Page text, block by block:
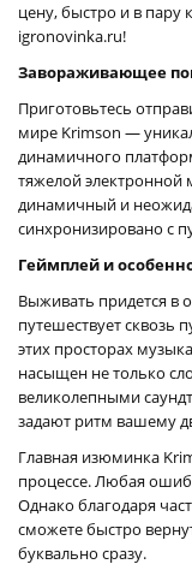
цену, быстро и в пару
igronovinka.ru!
Завораживающее
Приготовьтесь
мире Krimson —
динамичного
тяжелой электронной
динамичный и
синхронизировано с
Геймплей и
Выживать придется в
путешествует
этих просторах
насыщен не только
великолепными
задают ритм вашему
Главная изюминка
процессе. Любая
Однако благодаря
сможете быстро
буквально сразу.